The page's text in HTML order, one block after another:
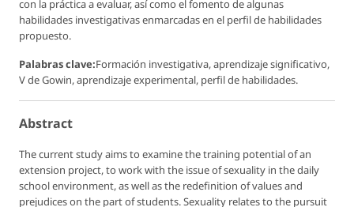
con la práctica a evaluar, así como el fomento de algunas
habilidades investigativas enmarcadas en el perfil de habilidades
propuesto.
Palabras clave:Formación investigativa, aprendizaje significativo,
V de Gowin, aprendizaje experimental, perfil de habilidades.
Abstract
The current study aims to examine the training potential of an
extension project, to work with the issue of sexuality in the daily
school environment, as well as the redefinition of values and
prejudices on the part of students. Sexuality relates to the pursuit